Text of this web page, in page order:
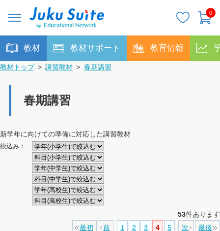
0
教材 教材サポート 教育情報
教材トップ > 講習教材 > 春期講習
春期講習
新学年に向けての準備に対応した講習教材
絞込み：
53件あります
最初
前 1 2 3 4 5 次 最後